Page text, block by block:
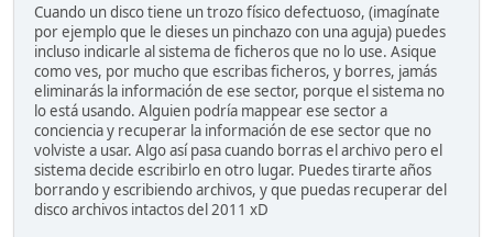
Cuando un disco tiene un trozo físico defectuoso, (imagínate
por ejemplo que le dieses un pinchazo con una aguja) puedes
incluso indicarle al sistema de ficheros que no lo use. Asique
como ves, por mucho que escribas ficheros, y borres, jamás
eliminarás la información de ese sector, porque el sistema no
lo está usando. Alguien podría mappear ese sector a
conciencia y recuperar la información de ese sector que no
volviste a usar. Algo así pasa cuando borras el archivo pero el
sistema decide escribirlo en otro lugar. Puedes tirarte años
borrando y escribiendo archivos, y que puedas recuperar del
disco archivos intactos del 2011 xD